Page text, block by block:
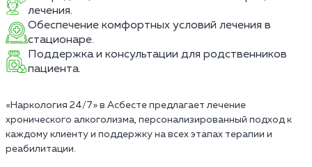
лечения.
Обеспечение комфортных условий лечения в
стационаре.
Поддержка и консультации для родственников
пациента.
«Наркология 24/7» в Асбесте предлагает лечение
хронического алкоголизма, персонализированный подход к
каждому клиенту и поддержку на всех этапах терапии и
реабилитации.